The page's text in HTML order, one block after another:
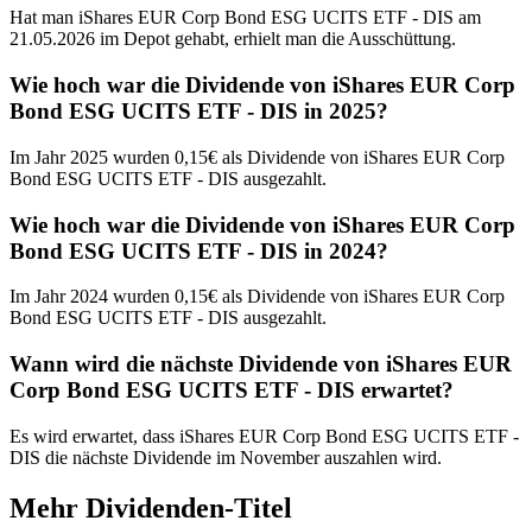
Hat man iShares EUR Corp Bond ESG UCITS ETF - DIS am
21.05.2026 im Depot gehabt, erhielt man die Ausschüttung.
Wie hoch war die Dividende von iShares EUR Corp
Bond ESG UCITS ETF - DIS in 2025?
Im Jahr 2025 wurden 0,15€ als Dividende von iShares EUR Corp
Bond ESG UCITS ETF - DIS ausgezahlt.
Wie hoch war die Dividende von iShares EUR Corp
Bond ESG UCITS ETF - DIS in 2024?
Im Jahr 2024 wurden 0,15€ als Dividende von iShares EUR Corp
Bond ESG UCITS ETF - DIS ausgezahlt.
Wann wird die nächste Dividende von iShares EUR
Corp Bond ESG UCITS ETF - DIS erwartet?
Es wird erwartet, dass iShares EUR Corp Bond ESG UCITS ETF -
DIS die nächste Dividende im November auszahlen wird.
Mehr Dividenden-Titel